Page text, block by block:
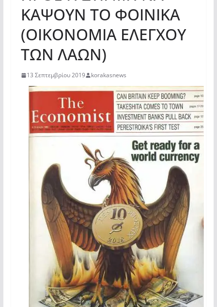
ΚΑΨΟΥΝ ΤΟ ΦΟΙΝΙΚΑ
(ΟΙΚΟΝΟΜΙΑ ΕΛΕΓΧΟΥ
ΤΩΝ ΛΑΩΝ)
13 Σεπτεμβρίου 2019 korakasnews